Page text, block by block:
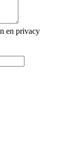
en privacy